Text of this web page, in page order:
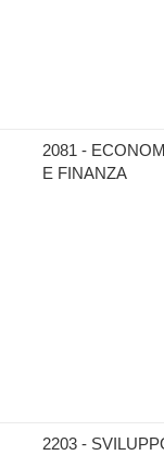
2081 -
E FINANZA
2203 -